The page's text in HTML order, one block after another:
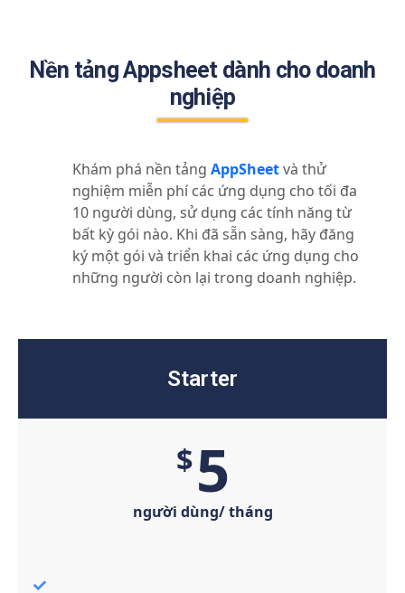
Nền tảng Appsheet dành cho doanh
nghiệp
Khám phá nền tảngAppSheetvà thử
nghiệm miễn phí các ứng dụng cho tối đa
10 người dùng, sử dụng các tính năng từ
bất kỳ gói nào. Khi đã sẵn sàng, hãy đăng
ký một gói và triển khai các ứng dụng cho
những người còn lại trong doanh nghiệp.
Starter
$5
người dùng/ tháng